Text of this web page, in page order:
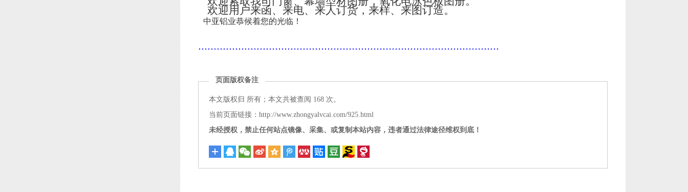
欢迎用户来函、来电、来人订货，来样、来图订造。
中亚铝业恭候着您的光临！
..................................................................................................
页面版权备注
本文版权归 所有；本文共被查阅 168 次。
当前页面链接：http://www.zhongyalvcai.com/925.html
未经授权，禁止任何站点镜像、采集、或复制本站内容，违者通过法律途径维权到底！